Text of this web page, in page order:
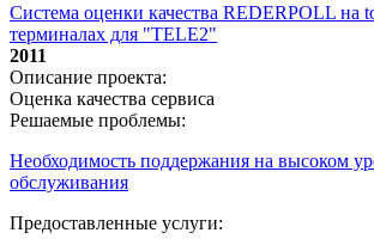
Система оценки качества REDERPOLL на
терминалах для "TELE2"
2011
Описание проекта:
Оценка качества сервиса
Решаемые проблемы:
Необходимость поддержания на высоком
обслуживания
Предоставленные услуги: